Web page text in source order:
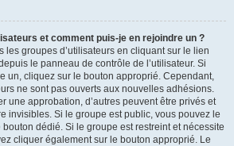
et comment puis-je en rejoindre un ?
les groupes d’utilisateurs en cliquant sur le lien
le panneau de contrôle de l’utilisateur. Si
un, cliquez sur le bouton approprié. Cependant,
ne sont pas ouverts aux nouvelles adhésions.
une approbation, d’autres peuvent être privés et
invisibles. Si le groupe est public, vous pouvez le
dédié. Si le groupe est restreint et nécessite
cliquer également sur le bouton approprié. Le